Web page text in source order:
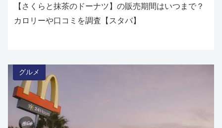
【さくらと抹茶のドーナツ】の販売期間はいつまで？
カロリーや口コミを調査【スタバ】
グルメ